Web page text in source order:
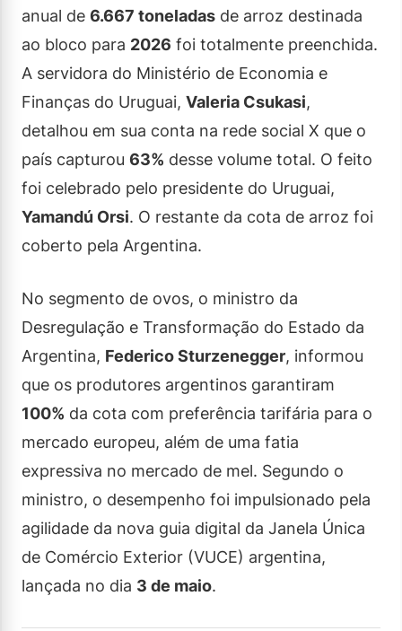
anual de 6.667 toneladas de arroz destinada
ao bloco para 2026 foi totalmente preenchida.
A servidora do Ministério de Economia e
Finanças do Uruguai, Valeria Csukasi,
detalhou em sua conta na rede social X que o
país capturou 63% desse volume total. O feito
foi celebrado pelo presidente do Uruguai,
Yamandú Orsi. O restante da cota de arroz foi
coberto pela Argentina.
No segmento de ovos, o ministro da
Desregulação e Transformação do Estado da
Argentina, Federico Sturzenegger, informou
que os produtores argentinos garantiram
100% da cota com preferência tarifária para o
mercado europeu, além de uma fatia
expressiva no mercado de mel. Segundo o
ministro, o desempenho foi impulsionado pela
agilidade da nova guia digital da Janela Única
de Comércio Exterior (VUCE) argentina,
lançada no dia 3 de maio.